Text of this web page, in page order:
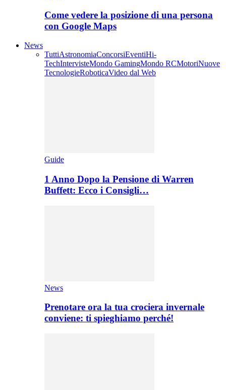
Come vedere la posizione di una persona
con Google Maps
News
TuttiAstronomiaConcorsiEventiHi-
TechIntervisteMondo GamingMondo RCMotoriNuove
TecnologieRoboticaVideo dal Web
Guide
1 Anno Dopo la Pensione di Warren
Buffett: Ecco i Consigli…
News
Prenotare ora la tua crociera invernale
conviene: ti spieghiamo perché!